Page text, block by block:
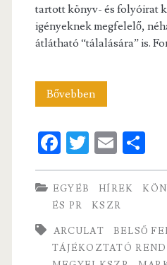
tartott könyv- és folyóirat
igényeknek megfelelő,
átlátható “tálalására” is.
BővebbenRendezett,
könyvkínálat
Fa
ce
b
o
o
k
T
w
itt
er
E
m
ai
l
S
ha
re
EGYÉB HÍREK
ÉS PR
KSZR
ARCULAT BELSŐ
TÁJÉKOZTATÓ